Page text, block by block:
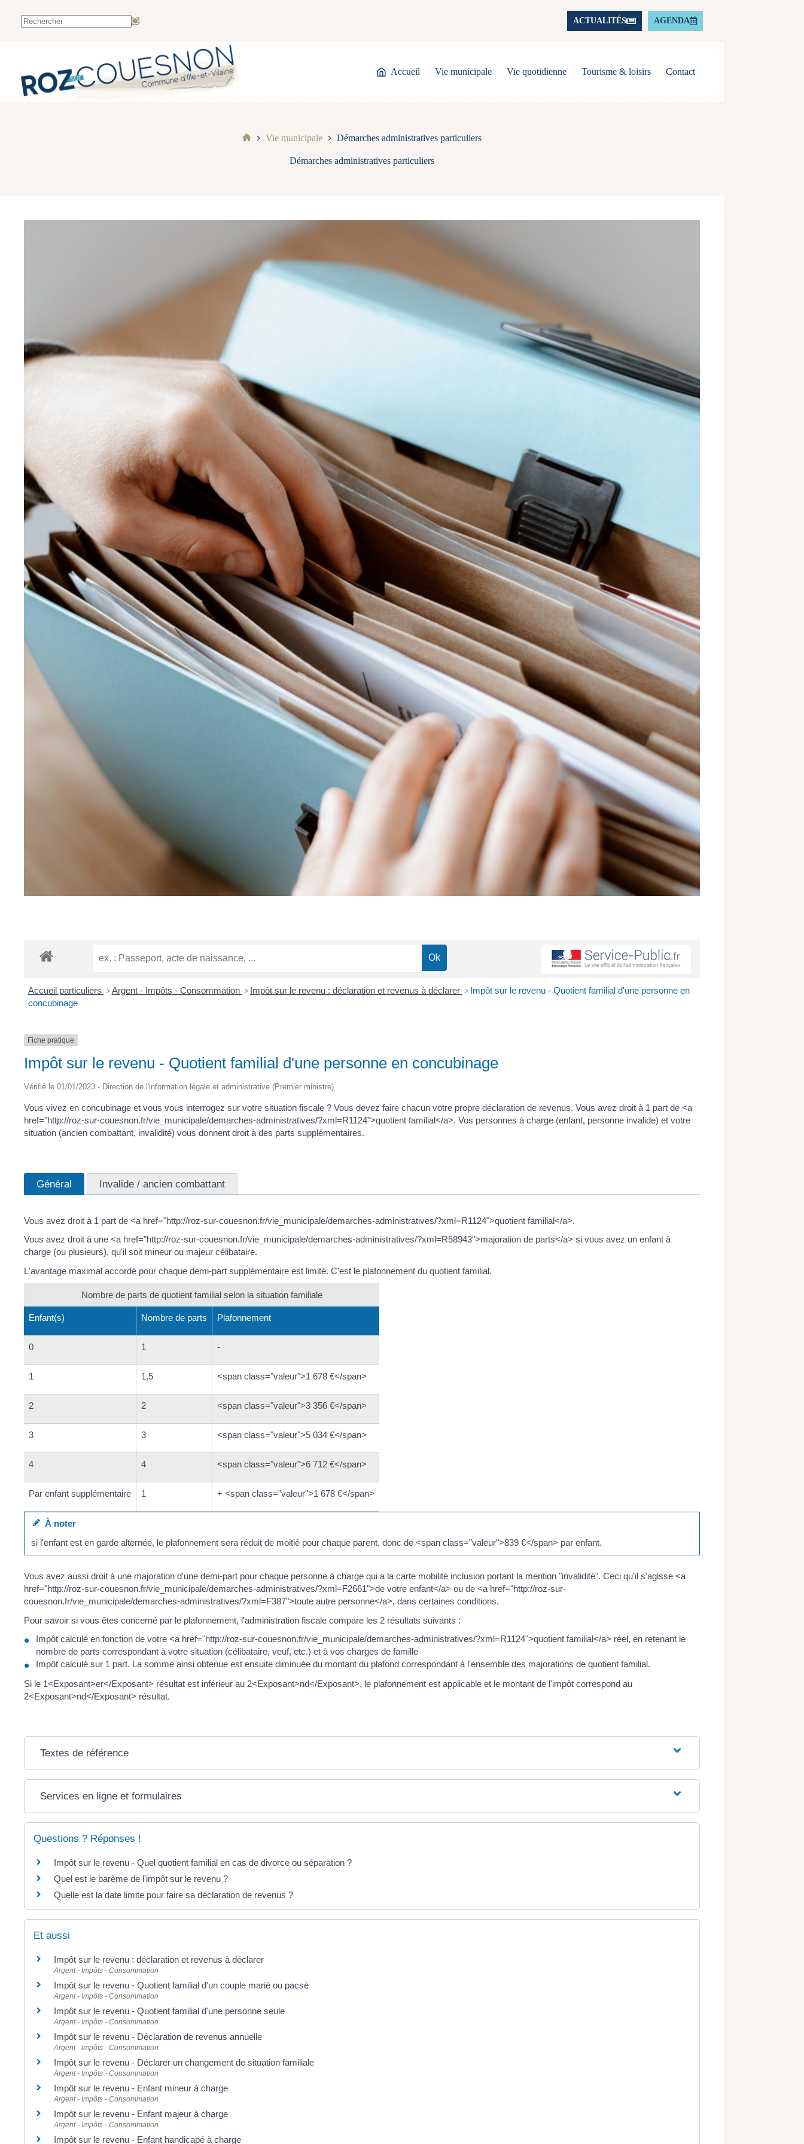
ACTUALITÉS AGENDA
Accueil Vie municipale Vie quotidienne Tourisme & loisirs Contact
Vie municipale Démarches administratives particuliers
Démarches administratives particuliers
Accueil particuliers > Argent - Impôts - Consommation > Impôt sur le revenu : déclaration et revenus à déclarer > Impôt sur le revenu - Quotient familial d'une personne en
concubinage
Fiche pratique
Impôt sur le revenu - Quotient familial d'une personne en concubinage
Vérifié le 01/01/2023 - Direction de l'information légale et administrative (Premier ministre)
Vous vivez en concubinage et vous vous interrogez sur votre situation fiscale ? Vous devez faire chacun votre propre déclaration de revenus. Vous avez droit à 1 part de <a
href="http://roz-sur-couesnon.fr/vie_municipale/demarches-administratives/?xml=R1124">quotient familial</a>. Vos personnes à charge (enfant, personne invalide) et votre
situation (ancien combattant, invalidité) vous donnent droit à des parts supplémentaires.
Général Invalide / ancien combattant
Vous avez droit à 1 part de <a href="http://roz-sur-couesnon.fr/vie_municipale/demarches-administratives/?xml=R1124">quotient familial</a>.
Vous avez droit à une <a href="http://roz-sur-couesnon.fr/vie_municipale/demarches-administratives/?xml=R58943">majoration de parts</a> si vous avez un enfant à
charge (ou plusieurs), qu'il soit mineur ou majeur célibataire.
L'avantage maximal accordé pour chaque demi-part supplémentaire est limité. C'est le plafonnement du quotient familial.
Nombre de parts de quotient familial selon la situation familiale
Enfant(s) Nombre de parts Plafonnement
0 1 -
1 1,5 <span class="valeur">1 678 €</span>
2 2 <span class="valeur">3 356 €</span>
3 3 <span class="valeur">5 034 €</span>
4 4 <span class="valeur">6 712 €</span>
Par enfant supplémentaire 1 + <span class="valeur">1 678 €</span>
À noter
si l'enfant est en garde alternée, le plafonnement sera réduit de moitié pour chaque parent, donc de <span class="valeur">839 €</span> par enfant.
Vous avez aussi droit à une majoration d'une demi-part pour chaque personne à charge qui a la carte mobilité inclusion portant la mention "invalidité". Ceci qu'il s'agisse <a
href="http://roz-sur-couesnon.fr/vie_municipale/demarches-administratives/?xml=F2661">de votre enfant</a> ou de <a href="http://roz-sur-
couesnon.fr/vie_municipale/demarches-administratives/?xml=F387">toute autre personne</a>, dans certaines conditions.
Pour savoir si vous êtes concerné par le plafonnement, l'administration fiscale compare les 2 résultats suivants :
Impôt calculé en fonction de votre <a href="http://roz-sur-couesnon.fr/vie_municipale/demarches-administratives/?xml=R1124">quotient familial</a> réel, en retenant le
nombre de parts correspondant à votre situation (célibataire, veuf, etc.) et à vos charges de famille
Impôt calculé sur 1 part. La somme ainsi obtenue est ensuite diminuée du montant du plafond correspondant à l'ensemble des majorations de quotient familial.
Si le 1<Exposant>er</Exposant> résultat est inférieur au 2<Exposant>nd</Exposant>, le plafonnement est applicable et le montant de l'impôt correspond au
2<Exposant>nd</Exposant> résultat.
Textes de référence
Services en ligne et formulaires
Questions ? Réponses !
Impôt sur le revenu - Quel quotient familial en cas de divorce ou séparation ?
Quel est le barème de l'impôt sur le revenu ?
Quelle est la date limite pour faire sa déclaration de revenus ?
Et aussi
Impôt sur le revenu : déclaration et revenus à déclarer
Argent - Impôts - Consommation
Impôt sur le revenu - Quotient familial d'un couple marié ou pacsé
Argent - Impôts - Consommation
Impôt sur le revenu - Quotient familial d'une personne seule
Argent - Impôts - Consommation
Impôt sur le revenu - Déclaration de revenus annuelle
Argent - Impôts - Consommation
Impôt sur le revenu - Déclarer un changement de situation familiale
Argent - Impôts - Consommation
Impôt sur le revenu - Enfant mineur à charge
Argent - Impôts - Consommation
Impôt sur le revenu - Enfant majeur à charge
Argent - Impôts - Consommation
Impôt sur le revenu - Enfant handicapé à charge